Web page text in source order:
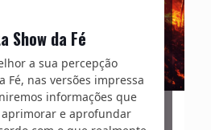
Show da Fé
a sua percepção
Fé, nas versões impressa
informações que
e aprofundar